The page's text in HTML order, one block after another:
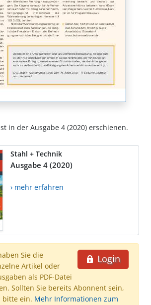
in der Ausgabe 4 (2020) erschienen.
Stahl + Technik
Ausgabe 4 (2020)
› mehr erfahren
Login
Sie die
Artikel oder
als PDF-Datei
Sollten Sie bereits Abonnent sein,
bitte ein. Mehr Informationen zum